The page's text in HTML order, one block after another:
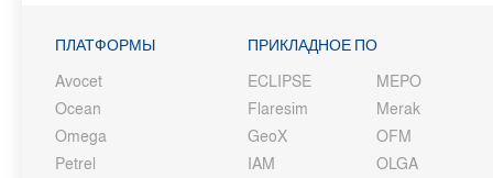
ПЛАТФОРМЫ
Avocet
Ocean
Omega
Petrel
ПРИКЛАДНОЕ ПО
ECLIPSE
Flaresim
GeoX
IAM
MEPO
Merak
OFM
OLGA